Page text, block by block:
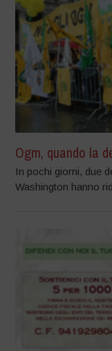
Ogm, quando la
In pochi giorni, due
Washington hanno